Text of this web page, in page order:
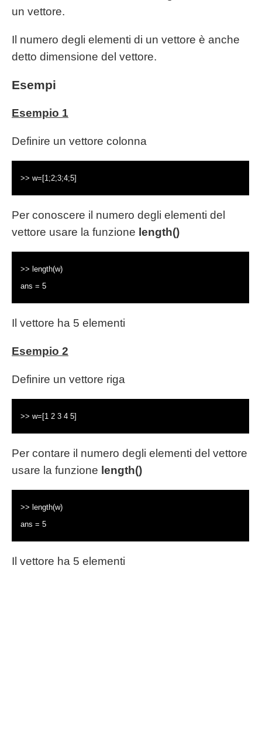
un vettore.
Il numero degli elementi di un vettore è anche
detto dimensione del vettore.
Esempi
Esempio 1
Definire un vettore colonna
>> w=[1;2;3;4;5]
Per conoscere il numero degli elementi del
vettore usare la funzione length()
>> length(w)
ans = 5
Il vettore ha 5 elementi
Esempio 2
Definire un vettore riga
>> w=[1 2 3 4 5]
Per contare il numero degli elementi del vettore
usare la funzione length()
>> length(w)
ans = 5
Il vettore ha 5 elementi